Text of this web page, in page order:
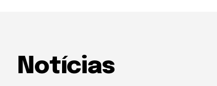
Notícias